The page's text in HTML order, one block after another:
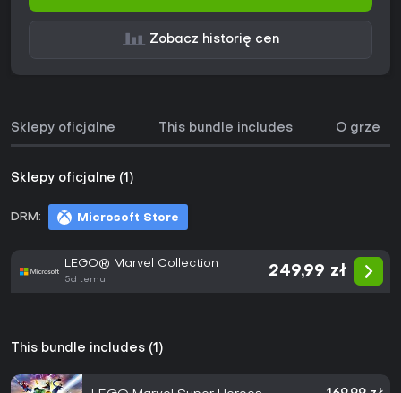
Zobacz historię cen
Sklepy oficjalne This bundle includes O grze
Sklepy oficjalne (1)
DRM: Microsoft Store
LEGO® Marvel Collection
5d temu
249,99 zł
This bundle includes (1)